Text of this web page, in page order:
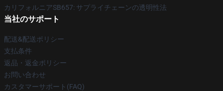
カリフォルニアSB657: サプライチェーンの透明性法
当社のサポート
配送&配送ポリシー
支払条件
返品・返金ポリシー
お問い合わせ
カスタマーサポート(FAQ)